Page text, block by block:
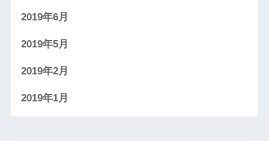
2019年6月
2019年5月
2019年2月
2019年1月